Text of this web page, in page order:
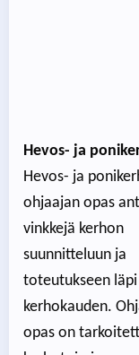
Hevos- ja
Hevos- ja
ohjaajan opas
vinkkejä kerhon
suunnitteluun ja
toteutukseen läpi
kerhokauden.
opas on